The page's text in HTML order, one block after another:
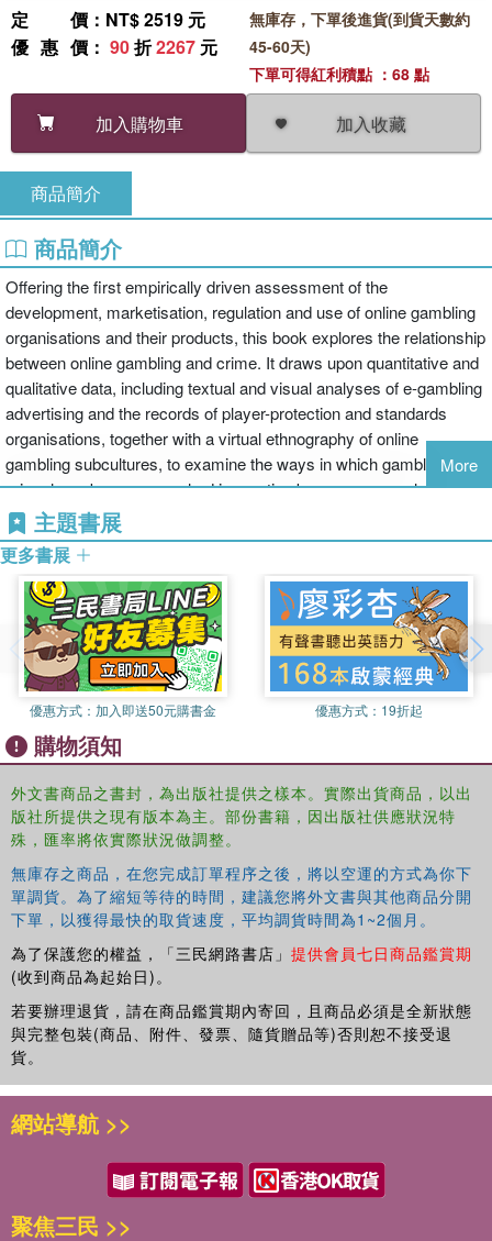
定價 ：NT$ 2519 元
優惠價 ： 90折2267 元
加入購物車 加入收藏
無庫存，下單後進貨(到貨天數約
45-60天)
下單可得紅利積點 ：68 點
商品簡介
商品簡介
Offering the first empirically driven assessment of the
development, marketisation, regulation and use of online gambling
organisations and their products, this book explores the relationship
between online gambling and crime. It draws upon quantitative and
qualitative data, including textual and visual analyses of e-gambling
advertising and the records of player-protection and standards
organisations, together with a virtual ethnography of online
gambling subcultures, to examine the ways in which gambling and
crime have been approached in practice by gamers, regulatory
agencies and online gambling organisations. Building upon
contemporary criminological theory, it develops an understanding of
online gambling as an arena in which risks and rewards are
carefully constructed and through which players navigate,
employing their own agency to engage with the very real possibility
of victimisation. With attention to the manner in which online
gambling can be a source of criminal activity, not only on the part of
players, but also criminal entrepreneurs and legitimate gambling
businesses, Online Gambling and Crime discusses developments
in criminal law and regulatory frameworks, evaluating past and
present policy on online gambling. A rich examination of the
prevalence, incidence and experience of a range of criminal
activities linked to gambling on the Internet, this book will appeal to
scholars and policy makers in the fields of sociology and
criminology, law, the study of culture and subculture, risk, health
studies and social policy.
More
主題書展
更多書展
優惠方式： 加入即送50元購書金 優惠方式： 19折起
購物須知
外文書商品之書封，為出版社提供之樣本。實際出貨商品，以出
版社所提供之現有版本為主。部份書籍，因出版社供應狀況特
殊，匯率將依實際狀況做調整。
無庫存之商品，在您完成訂單程序之後，將以空運的方式為你下
單調貨。為了縮短等待的時間，建議您將外文書與其他商品分開
下單，以獲得最快的取貨速度，平均調貨時間為1~2個月。
為了保護您的權益，「三民網路書店」 提供會員七日商品鑑賞期
(收到商品為起始日)。
若要辦理退貨，請在商品鑑賞期內寄回，且商品必須是全新狀態
與完整包裝(商品、附件、發票、隨貨贈品等)否則恕不接受退
貨。
網站導航 >>
聚焦三民 >>